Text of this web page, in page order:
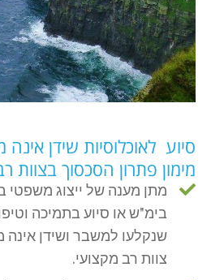
סיוע לאוכלוסיות שידן
מימון פתרון הסכסוך בצוות
מתן מענה של ייצוג משפטי
בימ"ש או סיוע בתמיכה
שנקלעו למשבר ושידן
צוות רב מקצועי.